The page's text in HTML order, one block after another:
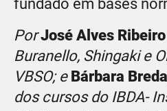
fundado em bases
PorJosé Alves
Buranello, Shingaki e
VBSO; e Bárbara
dos cursos do IBDA-